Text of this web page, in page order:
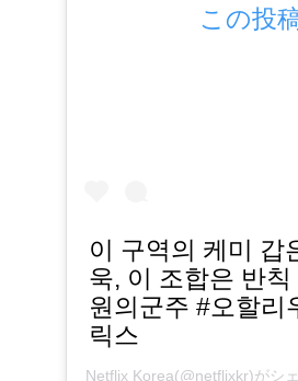
この投
이 구역의 케미 갑
욱, 이 조합은 반
원의군주 #오할리
릭스
Netflix Korea(@netflixkr)がシ